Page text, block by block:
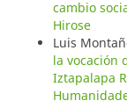
cambio
Hirose
Luis
la vocación
Iztapalapa